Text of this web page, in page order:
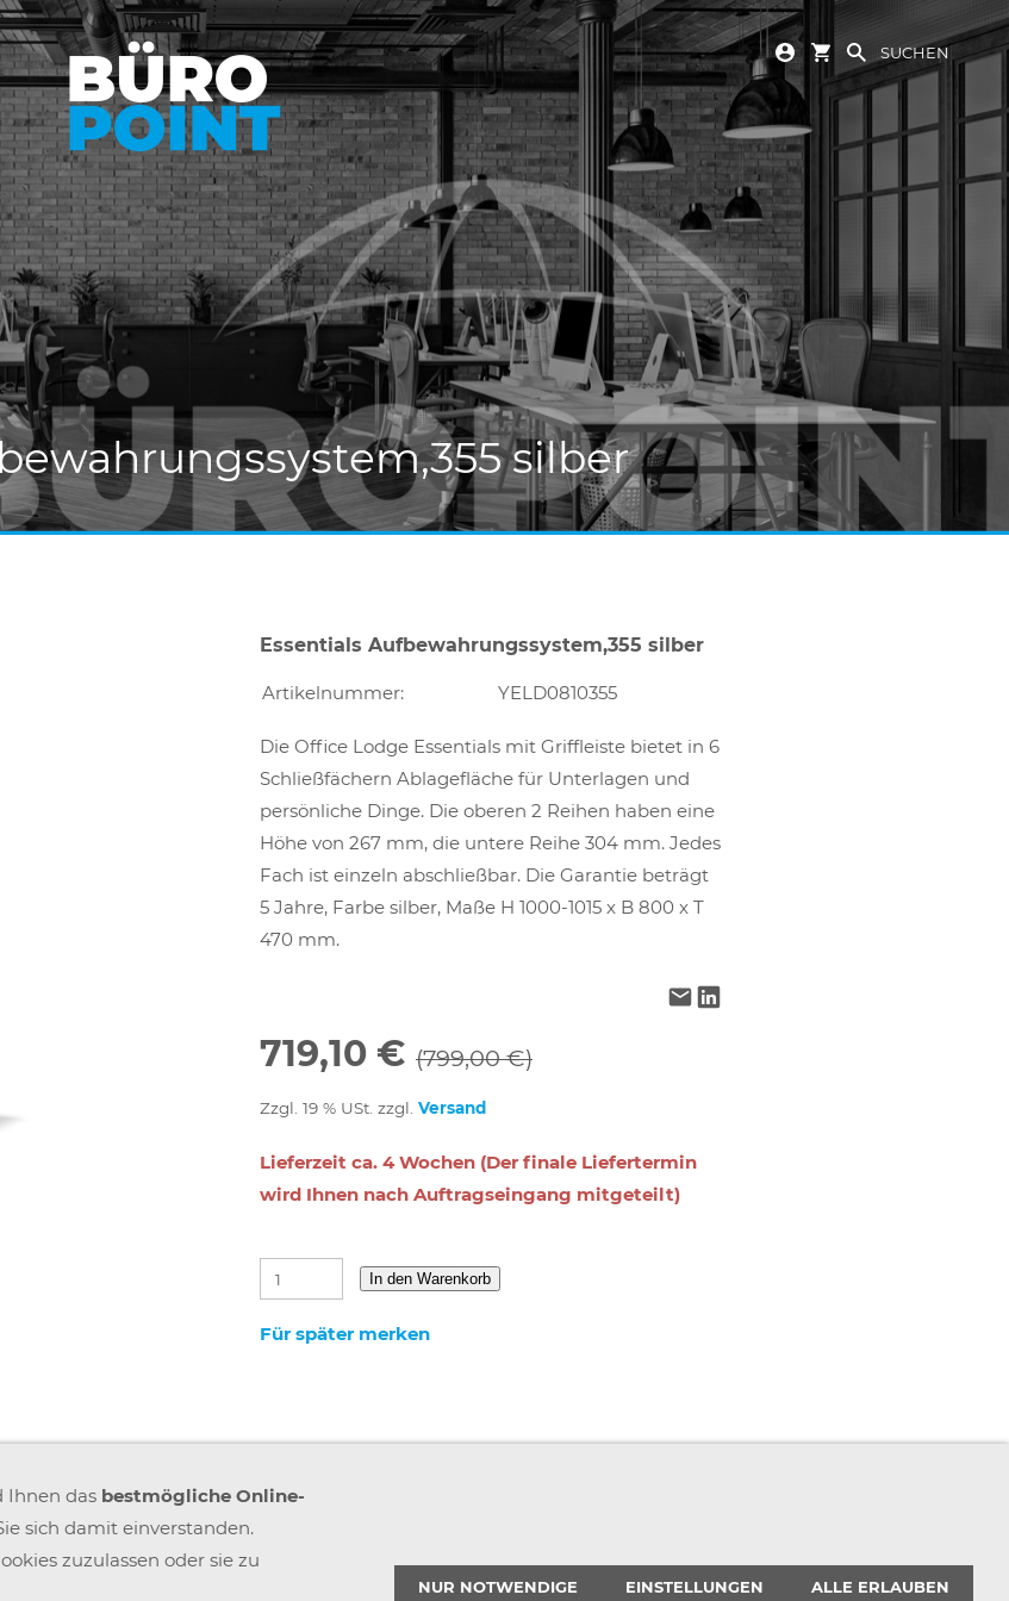
SUCHEN
silber
Essentials Aufbewahrungssystem,355 silber
Artikelnummer: YELD0810355
Die Office Lodge Essentials mit Griffleiste bietet in 6
Schließfächern Ablagefläche für Unterlagen und
persönliche Dinge. Die oberen 2 Reihen haben eine
Höhe von 267 mm, die untere Reihe 304 mm. Jedes
Fach ist einzeln abschließbar. Die Garantie beträgt
5 Jahre, Farbe silber, Maße H 1000-1015 x B 800 x T
470 mm.
719,10 € (799,00 €)
Zzgl. 19 % USt. zzgl. Versand
Lieferzeit ca. 4 Wochen (Der finale Liefertermin
wird Ihnen nach Auftragseingang mitgeteilt)
In den Warenkorb
Für später merken
VERSAND & ZAHLUNG KARRIERE
GEMEINSAM STÄRKER
WIDERRUF BUTTON
Ihnen das bestmögliche Online-
sich damit einverstanden.
zuzulassen oder sie zu
NUR NOTWENDIGE EINSTELLUNGEN ALLE ERLAUBEN